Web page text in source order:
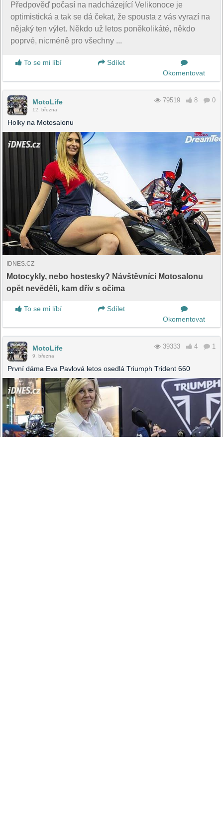
Předpověď počasí na nadcházející Velikonoce je
optimistická a tak se dá čekat, že spousta z vás vyrazí na
nějaký ten výlet. Někdo už letos poněkolikáté, někdo
poprvé, nicméně pro všechny ...
To se mi líbí
Sdílet
Okomentovat
MotoLife
12. března
79519 8 0
Holky na Motosalonu
IDNES.CZ
Motocykly, nebo hostesky? Návštěvníci Motosalonu
opět nevěděli, kam dřív s očima
To se mi líbí
Sdílet
Okomentovat
MotoLife
9. března
39333 4 1
První dáma Eva Pavlová letos osedlá Triumph Trident 660